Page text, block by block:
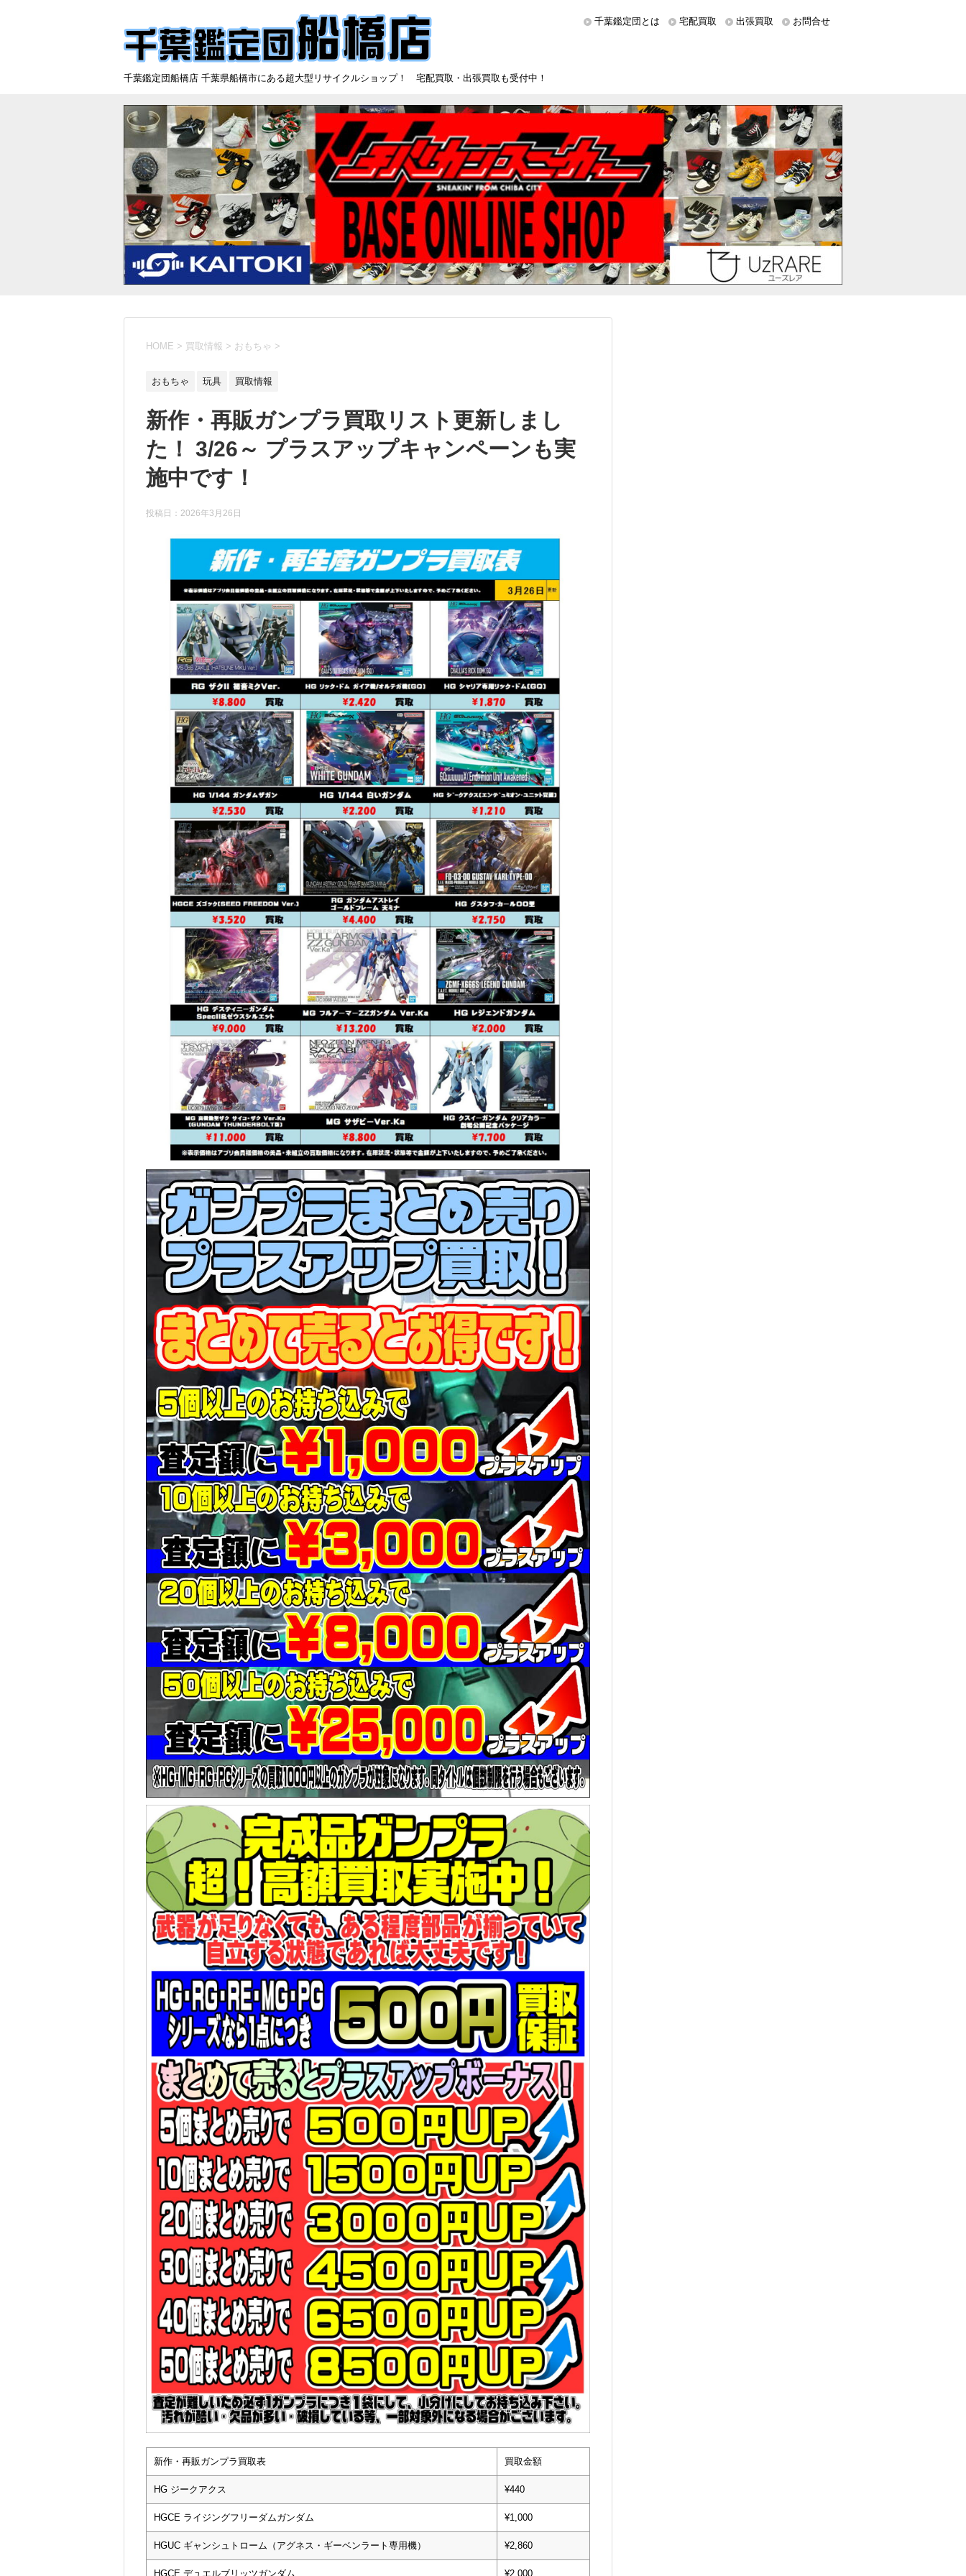
千葉鑑定団船橋店 千葉県船橋市にある超大型リサイクルショップ！ 宅配買取・出張買取も受付中！
千葉鑑定団とは 宅配買取 出張買取 お問合せ
HOME > 買取情報 > おもちゃ >
おもちゃ 玩具 買取情報
新作・再販ガンプラ買取リスト更新しまし
た！ 3/26～ プラスアップキャンペーンも実
施中です！
投稿日： 2026年3月26日
新作・再販ガンプラ買取表 買取金額
HG ジークアクス ¥440
HGCE ライジングフリーダムガンダム ¥1,000
HGUC ギャンシュトローム（アグネス・ギーベンラート専用機） ¥2,860
HGCE デュエルブリッツガンダム ¥2,000